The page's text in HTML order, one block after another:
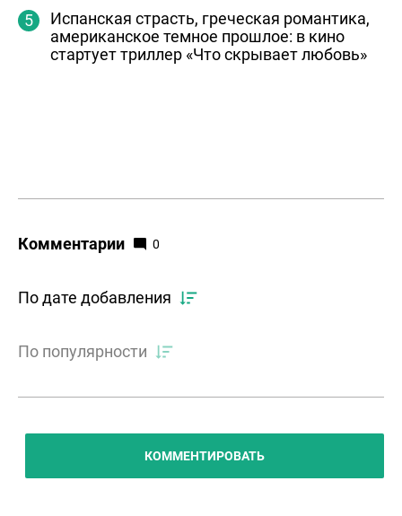
Испанская страсть, греческая романтика,
американское темное прошлое: в кино
стартует триллер «Что скрывает любовь»
Комментарии 0
По дате добавления
По популярности
КОММЕНТИРОВАТЬ